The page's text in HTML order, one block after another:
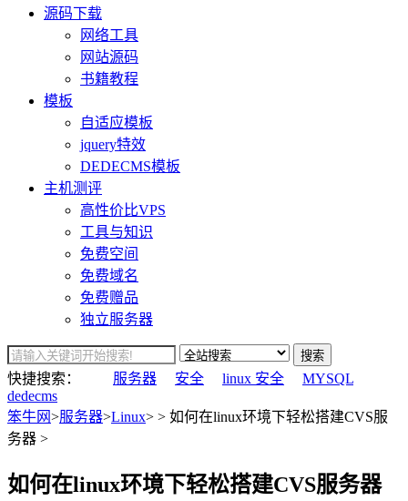
源码下载
网络工具
网站源码
书籍教程
模板
自适应模板
jquery特效
DEDECMS模板
主机测评
高性价比VPS
工具与知识
免费空间
免费域名
免费赠品
独立服务器
搜索
快捷搜索： 服务器 安全 linux 安全
MYSQL
dedecms
笨牛网>服务器>Linux> > 如何在linux环境下轻松搭建CVS服
务器 >
如何在linux环境下轻松搭建CVS服务器